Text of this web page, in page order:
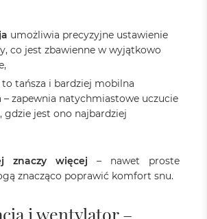
umożliwia precyzyjne ustawienie
co jest zbawienne w wyjątkowo
to tańsza i bardziej mobilna
zapewnia natychmiastowe uczucie
gdzie jest ono najbardziej
znaczy więcej – nawet proste
znacząco poprawić komfort snu.
i wentylator –